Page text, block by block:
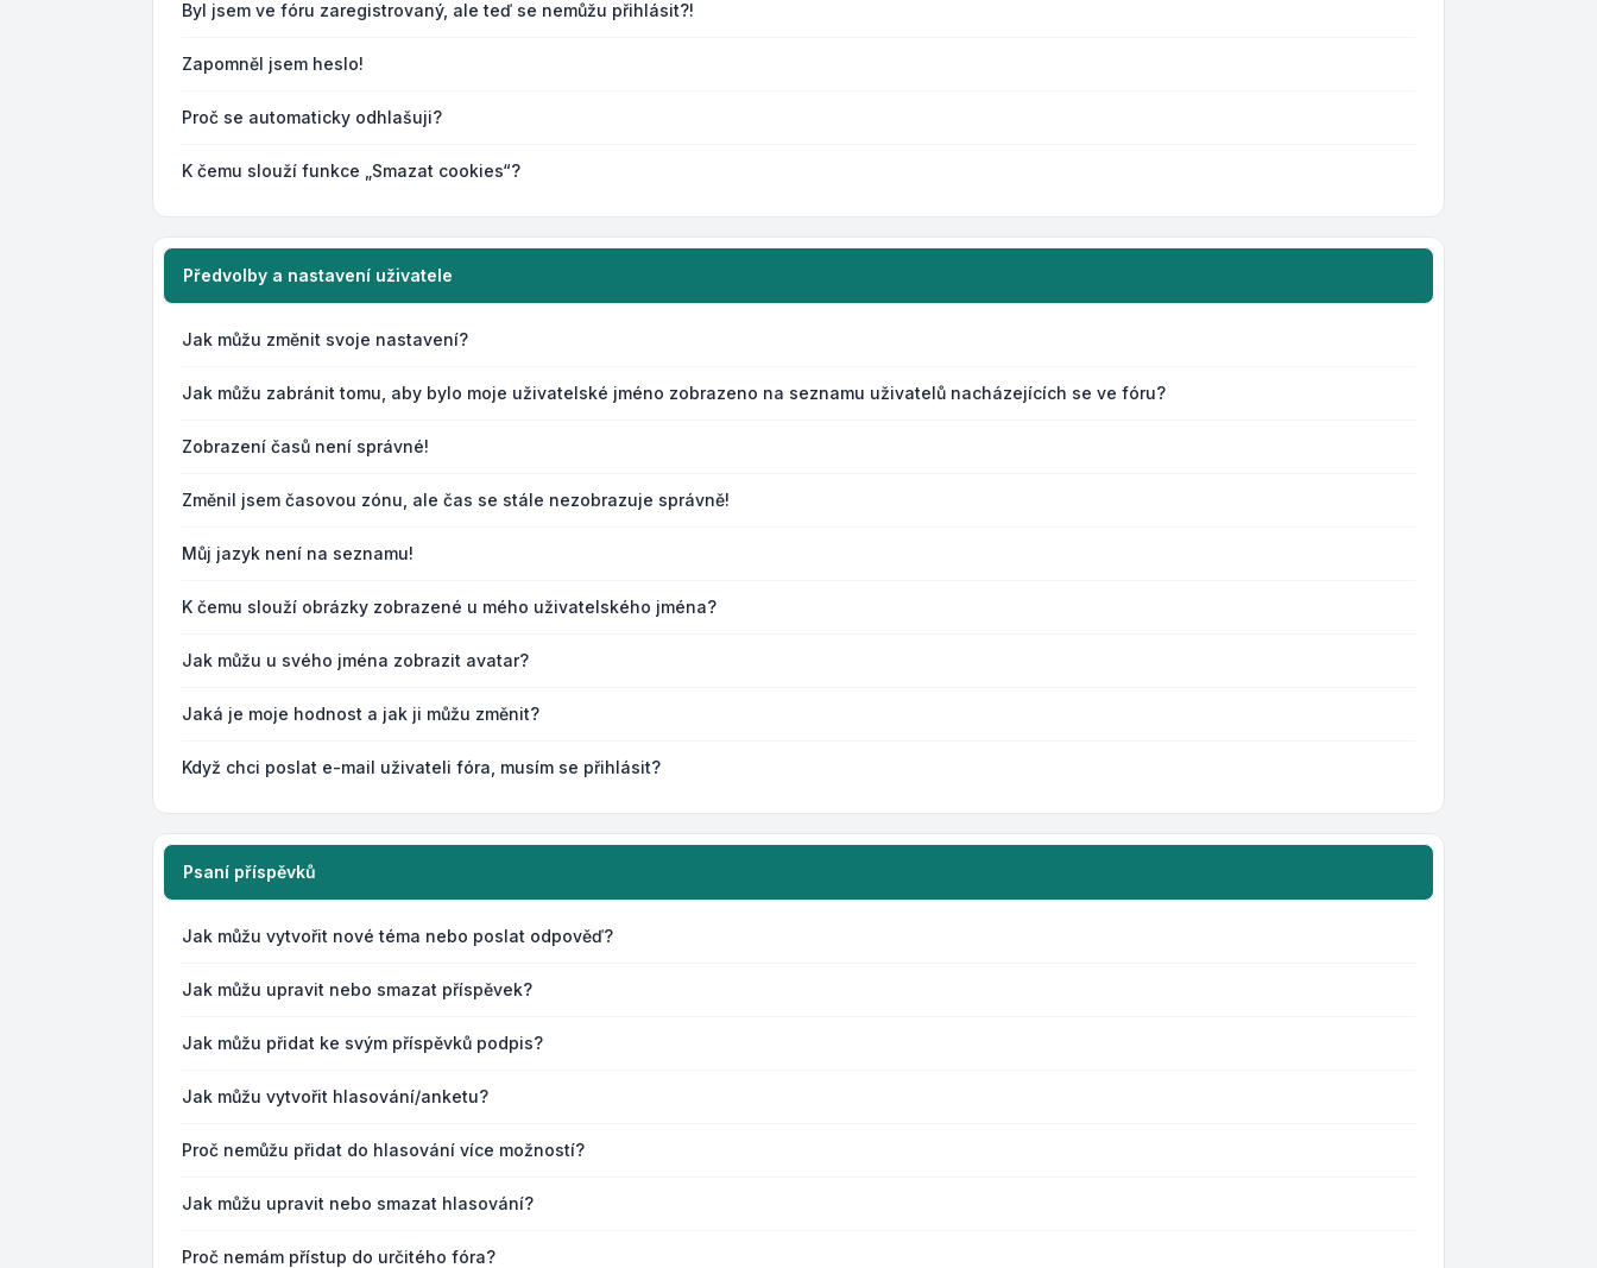
Byl jsem ve fóru zaregistrovaný, ale teď se nemůžu přihlásit?!
Zapomněl jsem heslo!
Proč se automaticky odhlašuji?
K čemu slouží funkce „Smazat cookies“?
Předvolby a nastavení uživatele
Jak můžu změnit svoje nastavení?
Jak můžu zabránit tomu, aby bylo moje uživatelské jméno zobrazeno na seznamu uživatelů nacházejících se ve fóru?
Zobrazení časů není správné!
Změnil jsem časovou zónu, ale čas se stále nezobrazuje správně!
Můj jazyk není na seznamu!
K čemu slouží obrázky zobrazené u mého uživatelského jména?
Jak můžu u svého jména zobrazit avatar?
Jaká je moje hodnost a jak ji můžu změnit?
Když chci poslat e-mail uživateli fóra, musím se přihlásit?
Psaní příspěvků
Jak můžu vytvořit nové téma nebo poslat odpověď?
Jak můžu upravit nebo smazat příspěvek?
Jak můžu přidat ke svým příspěvků podpis?
Jak můžu vytvořit hlasování/anketu?
Proč nemůžu přidat do hlasování více možností?
Jak můžu upravit nebo smazat hlasování?
Proč nemám přístup do určitého fóra?